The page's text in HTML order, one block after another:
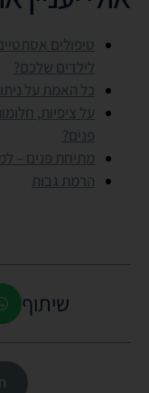
טיפולים
לילדים שלכם?
כל האמת על
על ציפיות,
פנים?
מתיחת פנים –
הרמת גבות
שיתוף